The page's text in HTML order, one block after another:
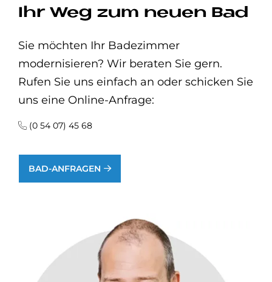
Ihr Weg zum neuen Bad
Sie möchten Ihr Badezimmer
modernisieren? Wir beraten Sie gern.
Rufen Sie uns einfach an oder schicken Sie
uns eine Online-Anfrage:
(0 54 07) 45 68
BAD-ANFRAGEN